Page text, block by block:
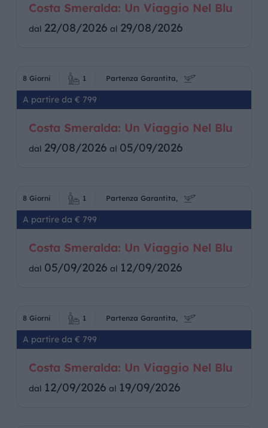
Costa Smeralda: Un Viaggio Nel Blu
dal 22/08/2026 al 29/08/2026
8 Giorni 1 Partenza Garantita,
A partire da € 799
Costa Smeralda: Un Viaggio Nel Blu
dal 29/08/2026 al 05/09/2026
8 Giorni 1 Partenza Garantita,
A partire da € 799
Costa Smeralda: Un Viaggio Nel Blu
dal 05/09/2026 al 12/09/2026
8 Giorni 1 Partenza Garantita,
A partire da € 799
Costa Smeralda: Un Viaggio Nel Blu
dal 12/09/2026 al 19/09/2026